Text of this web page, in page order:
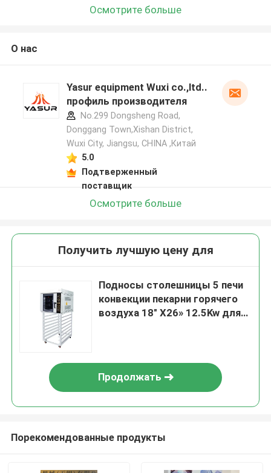
Осмотрите больше
О нас
Yasur equipment Wuxi co.,ltd..
профиль производителя
No.299 Dongsheng Road,
Donggang Town,Xishan District,
Wuxi City, Jiangsu, CHINA ,Китай
5.0
Подтверженный
поставщик
Осмотрите больше
Получить лучшую цену для
Подносы столешницы 5 печи
конвекции пекарни горячего
воздуха 18" X26» 12.5Kw для
Продолжать
Порекомендованные продукты